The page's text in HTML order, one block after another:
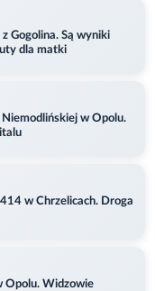
Gogolina. Są wyniki
dla matki
w Opolu.
w Chrzelicach. Droga
Opolu. Widzowie